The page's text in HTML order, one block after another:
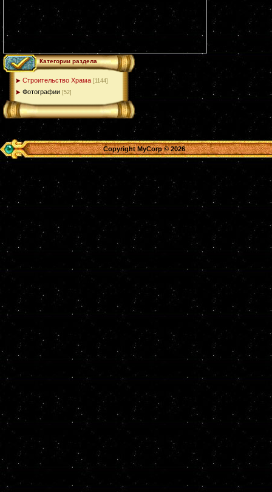
Категории раздела
Строительство Храма [1144]
Фотографии [52]
Copyright MyCorp © 2026